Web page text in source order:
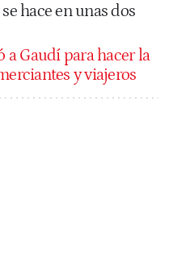
hace en unas dos
Gaudí para hacer la
y viajeros